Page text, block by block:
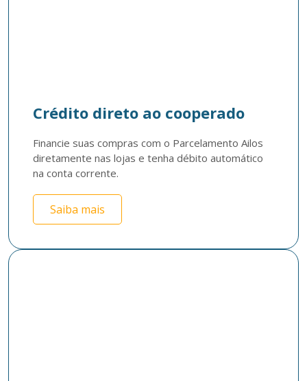
Crédito direto ao cooperado
Financie suas compras com o Parcelamento Ailos
diretamente nas lojas e tenha débito automático
na conta corrente.
Saiba mais